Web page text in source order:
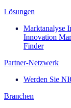
Lösungen
Marktanalyse
Innovation
Finder
Partner-Netzwerk
Werden Sie
Branchen